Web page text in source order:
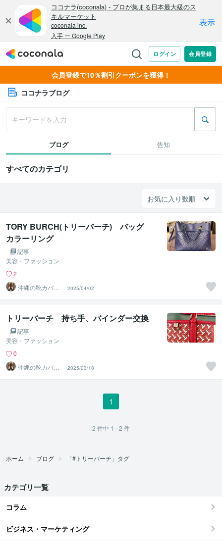
会員登録で10％割引クーポンを獲得！
ココナラブログ
ブログ 告知
すべてのカテゴリ
TORY BURCH(トリーバーチ) バッグ
カラーリング
記事
美容・ファッション
2
沖縄の靴カバン
修理店【NAMEL
ESS】
2025/04/02
トリーバーチ 持ち手、バインダー交換
記事
美容・ファッション
0
沖縄の靴カバン
修理店【NAMEL
ESS】
2025/03/18
1
2 件中 1 - 2 件
ホーム ブログ 「#トリーバーチ」タグ
カテゴリ一覧
コラム
ビジネス・マーケティング